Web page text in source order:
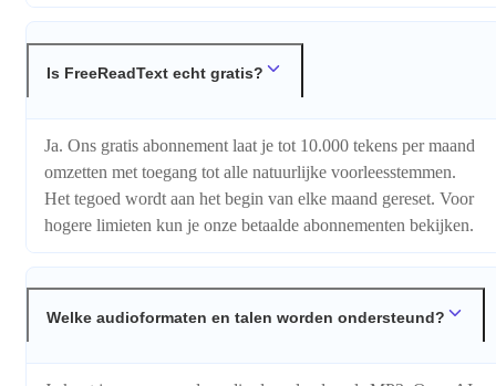
Is FreeReadText echt gratis?
Ja. Ons gratis abonnement laat je tot 10.000 tekens per maand
omzetten met toegang tot alle natuurlijke voorleesstemmen.
Het tegoed wordt aan het begin van elke maand gereset. Voor
hogere limieten kun je onze betaalde abonnementen bekijken.
Welke audioformaten en talen worden ondersteund?